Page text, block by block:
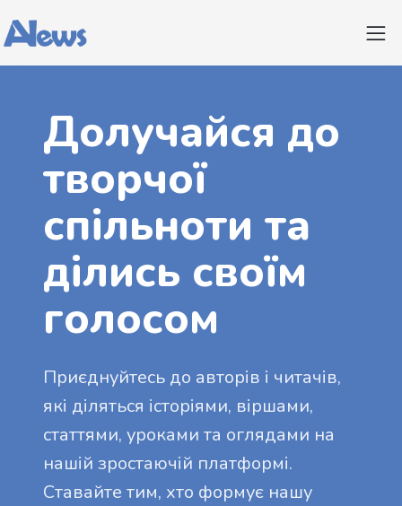
Долучайся до
творчої
спільноти та
ділись своїм
голосом
Приєднуйтесь до авторів і читачів,
які діляться історіями, віршами,
статтями, уроками та оглядами на
нашій зростаючій платформі.
Ставайте тим, хто формує нашу